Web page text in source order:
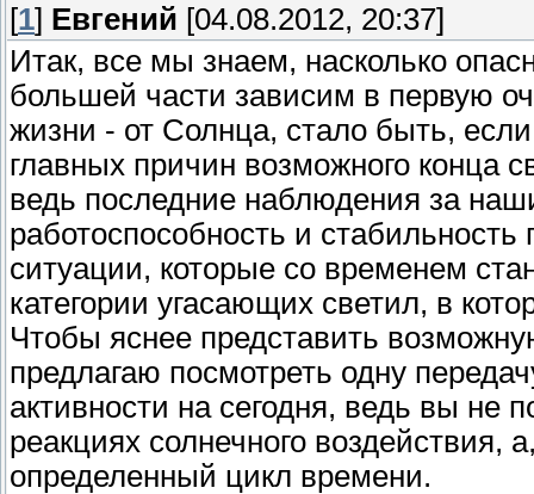
[1] Евгений [04.08.2012, 20:37]
Итак, все мы знаем, насколько
большей части зависим в первую
жизни - от Солнца, стало быть,
главных причин возможного конца
ведь последние наблюдения за
работоспособность и
ситуации, которые со временем
категории угасающих светил, в
Чтобы яснее представить
предлагаю посмотреть одну
активности на сегодня, ведь вы не
реакциях солнечного воздействия,
определенный цикл времени.